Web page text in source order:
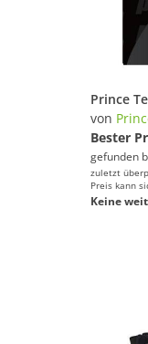
von
Bester
gefunden
zuletzt
Preis kann
Keine